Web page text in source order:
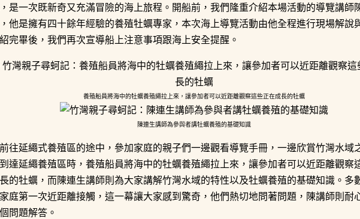
是一次既新奇又充滿冒險的海上旅程。開船前，我們隆重介紹本場活動的導覽講師
他是擁有四十餘年經驗的養殖牡蠣專家，本次海上導覽活動由他全程進行現場解說
完畢後，我們再次宣導船上注意事項跟海上安全提醒。
養殖船員將海中的牡蠣養殖繩拉上來，讓參加者可以近距離觀察這些正在成長的牡蠣
陳連生講師為參與者講牡蠣養殖的基礎知識
往延繩式養殖區的途中，參加家庭的親子們一邊觀看導覽手冊，一邊欣賞竹灣水域
達延繩養殖區時，養殖船員將海中的牡蠣養殖繩拉上來，讓參加者可以近距離觀察
的牡蠣，而陳連生講師則為大家講解竹灣水域的特性以及牡蠣養殖的基礎知識。多
庭第一次近距離接觸，這一幕讓大家感到驚奇，他們熱切地問著問題，陳講師則耐
問題解答。